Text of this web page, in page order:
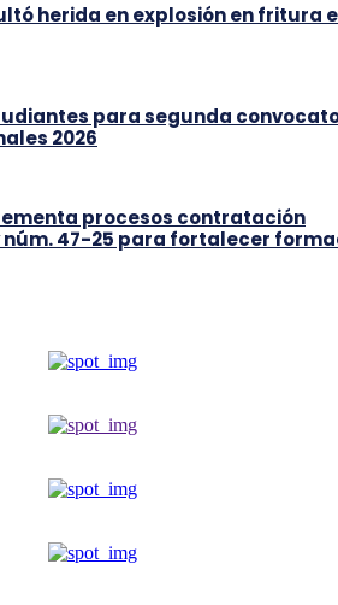
herida en explosión en fritura
para segunda
2026
procesos contratación
núm. 47-25 para fortalecer